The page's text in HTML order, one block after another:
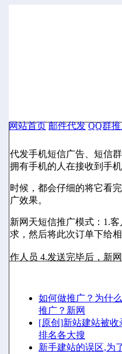
网站首页 邮件代发 QQ群
代发手机短信广告
代发手机短信广告、短信
拥有手机的人在接收到手
时候，都会仔细的将它看
广效果。
新网天短信推广模式：1.
求，然后将此次订单下给
作人员 4.发送完毕后，新
如何做推广？为什
推广？新网
[原创]新站建站被收
排名各大搜
新手建站的误区,为